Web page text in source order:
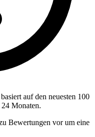
auf den neuesten 100
Monaten.
Bewertungen vor um eine